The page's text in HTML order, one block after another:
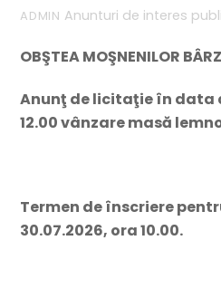
ADMIN Anunturi de interes
OBŞTEA MOŞNENILOR
Anunţ de licitaţie în data
12.00 vânzare masă
Termen de înscriere
30.07.2026, ora 10.00.